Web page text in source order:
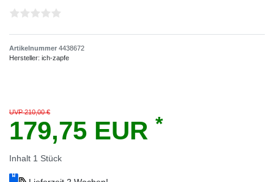
Artikelnummer 4438672
Hersteller: ich-zapfe
UVP 210,00 €
179,75 EUR *
Inhalt 1 Stück